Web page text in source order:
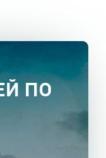
ПО